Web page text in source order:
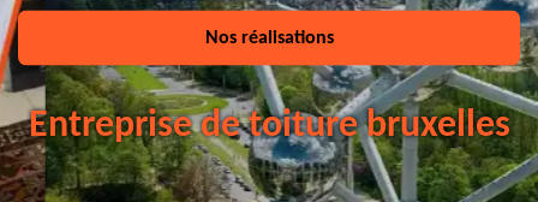
Nos réalisations
Entreprise de toiture bruxelles